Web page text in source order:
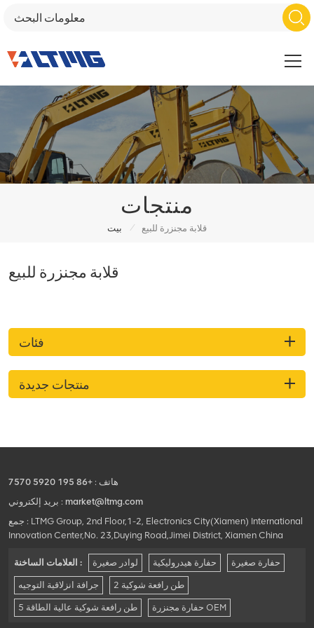
منتجات
بيت / قلابة مجنزرة للبيع
قلابة مجنزرة للبيع
فئات
منتجات جديدة
هاتف : +86 195 5920 7570
بريد إلكتروني : market@ltmg.com
جمع : LTMG Group, 2nd Floor,1-2, Electronics City(Xiamen) International
Innovation Center,No. 23,Duying Road,Jimei District, Xiamen China
العلامات الساخنة : لوادر صغيرة حفارة هيدروليكية حفارة صغيرة
جرافة انزلاقية التوجيه 2 طن رافعة شوكية
5 طن رافعة شوكية عالية الطاقة حفارة مجنزرة OEM